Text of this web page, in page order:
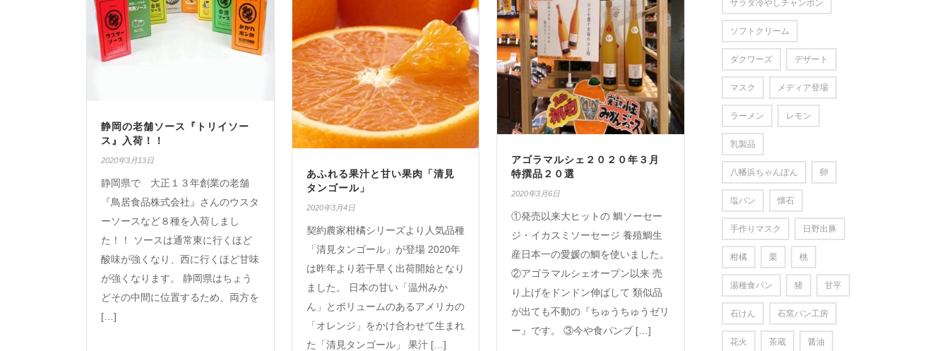
静岡の老舗ソース『トリイソー
ス』入荷！！
2020年3月13日
静岡県で 大正１３年創業の老舗
『鳥居食品株式会社』さんのウスタ
ーソースなど８種を入荷しまし
た！！ ソースは通常東に行くほど
酸味が強くなり、西に行くほど甘味
が強くなります。 静岡県はちょう
どその中間に位置するため、両方を
[…]
アゴラマルシェ２０２０年３月
特撰品２０選
2020年3月6日
①発売以来大ヒットの 鯛ソーセー
ジ・イカスミソーセージ 養殖鯛生
産日本一の愛媛の鯛を使いました。
②アゴラマルシェオープン以来 売
り上げをドンドン伸ばして 類似品
が出ても不動の『ちゅうちゅうゼリ
ー』です。 ③今や食パンブ […]
あふれる果汁と甘い果肉「清見
タンゴール」
2020年3月4日
契約農家柑橘シリーズより人気品種
「清見タンゴール」が登場 2020年
は昨年より若干早く出荷開始となり
ました。 日本の甘い「温州みか
ん」とボリュームのあるアメリカの
「オレンジ」をかけ合わせて生まれ
た「清見タンゴール」 果汁 […]
サラダ冷やしチャンポン
ソフトクリーム
ダクワーズ デザート
マスク メディア登場
ラーメン レモン
乳製品
八幡浜ちゃんぽん 卵
塩パン 懐石
手作りマスク 日野出豚
柑橘 栗 桃
湯種食パン 猪 甘平
石けん 石窯パン工房
花火 茶蔵 醤油